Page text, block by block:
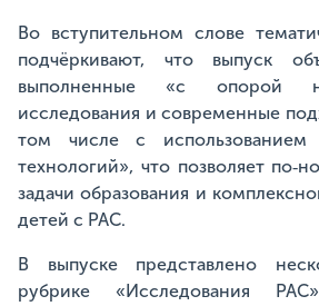
Во вступительном слове
подчёркивают, что выпуск
выполненные «с опорой
исследования и современные
том числе с использованием
технологий», что позволяет
задачи образования и
детей с РАС.
В выпуске представлено
рубрике «Исследования